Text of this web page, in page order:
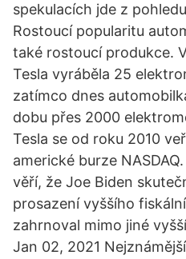
spekulacích jde z
Rostoucí popularitu
také rostoucí produkce.
Tesla vyráběla 25
zatímco dnes
dobu přes 2000
Tesla se od roku 2010
americké burze
věří, že Joe Biden
prosazení vyššího
zahrnoval mimo jiné
Jan 02, 2021